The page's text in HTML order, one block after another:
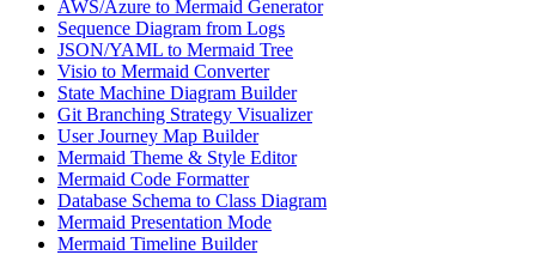
AWS/Azure to Mermaid Generator
Sequence Diagram from Logs
JSON/YAML to Mermaid Tree
Visio to Mermaid Converter
State Machine Diagram Builder
Git Branching Strategy Visualizer
User Journey Map Builder
Mermaid Theme & Style Editor
Mermaid Code Formatter
Database Schema to Class Diagram
Mermaid Presentation Mode
Mermaid Timeline Builder